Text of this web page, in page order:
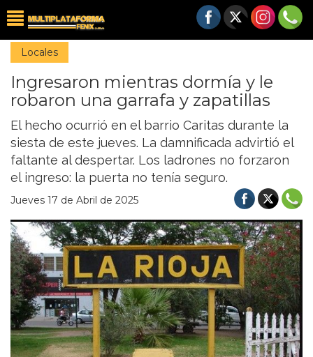
Locales
Ingresaron mientras dormía y le
robaron una garrafa y zapatillas
El hecho ocurrió en el barrio Caritas durante la
siesta de este jueves. La damnificada advirtió el
faltante al despertar. Los ladrones no forzaron
el ingreso: la puerta no tenía seguro.
Jueves 17 de Abril de 2025